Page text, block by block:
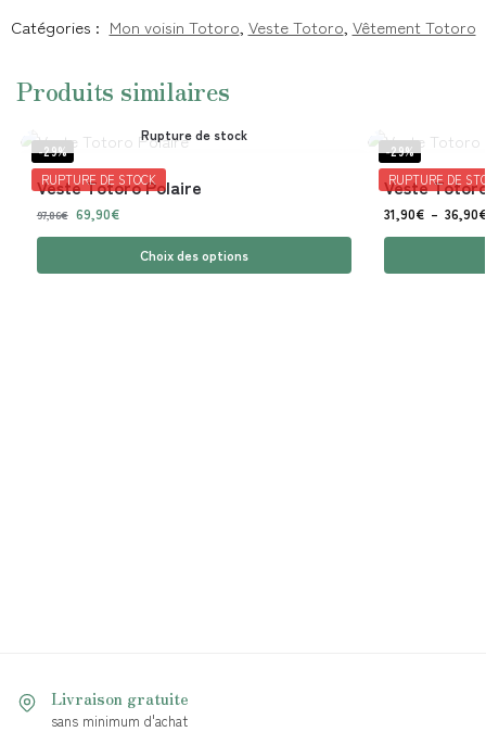
Catégories : Mon voisin Totoro, Veste Totoro, Vêtement Totoro
Produits similaires
-29%
RUPTURE DE STOCK
Rupture de stock
Veste Totoro Polaire
97,86€ 69,90€
Choix des options
-29%
RUPTURE DE
Veste
31,90€ – 36,90€
Livraison gratuite
sans minimum d'achat